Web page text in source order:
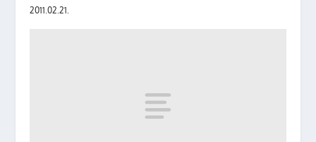
2011.02.21.